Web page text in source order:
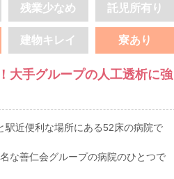
残業少なめ 託児所有り
建物キレイ 寮あり
大手グループの人工透析に強
駅近便利な場所にある52床の病院で
な善仁会グループの病院のひとつで